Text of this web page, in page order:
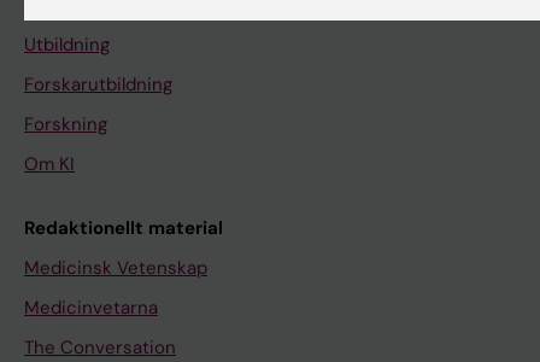
Utbildning
Forskarutbildning
Forskning
Om KI
Redaktionellt material
Medicinsk Vetenskap
Medicinvetarna
The Conversation